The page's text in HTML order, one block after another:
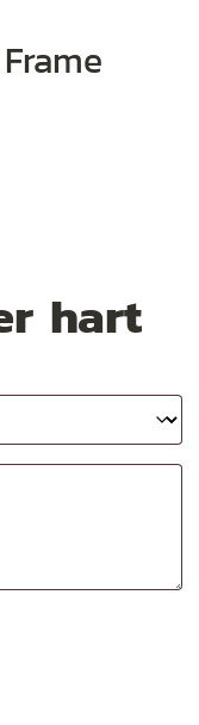
hart